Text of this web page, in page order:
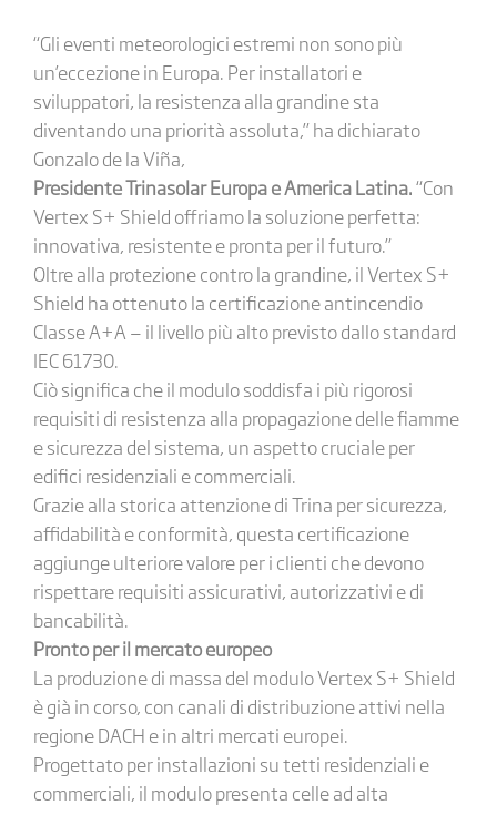
“Gli eventi meteorologici estremi non sono più
un’eccezione in Europa. Per installatori e
sviluppatori, la resistenza alla grandine sta
diventando una priorità assoluta,” ha dichiarato
Gonzalo de la Viña,
Presidente Trinasolar Europa e America Latina.“Con
Vertex S+ Shield offriamo la soluzione perfetta:
innovativa, resistente e pronta per il futuro.”
Oltre alla protezione contro la grandine, il Vertex S+
Shield ha ottenuto la certificazione antincendio
Classe A+A — il livello più alto previsto dallo standard
IEC 61730.
Ciò significa che il modulo soddisfa i più rigorosi
requisiti di resistenza alla propagazione delle fiamme
e sicurezza del sistema, un aspetto cruciale per
edifici residenziali e commerciali.
Grazie alla storica attenzione di Trina per sicurezza,
affidabilità e conformità, questa certificazione
aggiunge ulteriore valore per i clienti che devono
rispettare requisiti assicurativi, autorizzativi e di
bancabilità.
Pronto per il mercato europeo
La produzione di massa del modulo Vertex S+ Shield
è già in corso, con canali di distribuzione attivi nella
regione DACH e in altri mercati europei.
Progettato per installazioni su tetti residenziali e
commerciali, il modulo presenta celle ad alta